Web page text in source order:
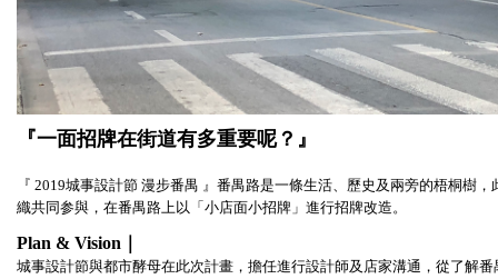
『一面招牌在街道有多重要呢？』
『 2019城事設計節 漫步番禺 』番禺路是一條生活、歷史及兩旁的梧桐樹，
織共同参與，在番禺路上以「小店面小招牌」進行招牌改造。
Plan & Vision｜
城事設計節與都市酵母在此次計畫，擔任進行設計師及店家溝通，從了解